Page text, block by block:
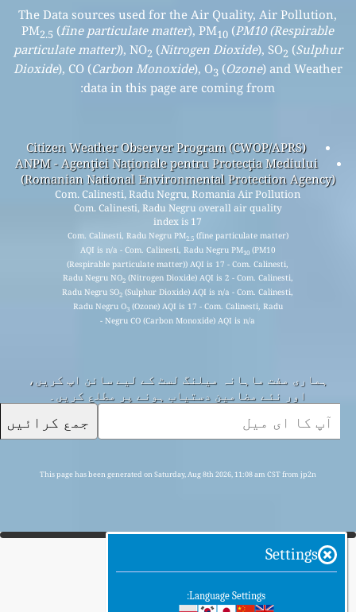
The Data sources used for the Air Quality, Air Pollution,
PM2.5(fine particulate matter), PM10(PM10 (Respirable
particulate matter)), NO2 (Nitrogen Dioxide), SO2 (Sulphur
Dioxide), CO (Carbon Monoxide), O3 (Ozone ) and Weather
data in this page are coming from:
Citizen Weather Observer Program (CWOP/APRS)
ANPM - Agenţiei Naţionale pentru Protecţia Mediului
(Romanian National Environmental Protection Agency)
Com. Calinesti, Radu Negru, Romania Air Pollution
Com. Calinesti, Radu Negru overall air quality
index is 17
Com. Calinesti, Radu Negru PM2.5(fine particulate matter)
AQI is n/a - Com. Calinesti, Radu Negru PM10(PM10
(Respirable particulate matter)) AQI is 17 - Com. Calinesti,
Radu Negru NO 2(Nitrogen Dioxide) AQI is 2 - Com. Calinesti,
Radu Negru SO 2(Sulphur Dioxide) AQI is n/a - Com. Calinesti,
Radu Negru O 3(Ozone) AQI is 17 - Com. Calinesti, Radu
Negru CO (Carbon Monoxide) AQI is n/a -
ہماری مفت ماہانہ میلنگ لسٹ کے لیے سائن اپ کریں،
اور نئے مضامین دستیاب ہونے پر مطلع کریں۔
جمع کرائیں
This page has been generated on Saturday, Aug 8th 2026, 11:08 am CST from jp2n
Settings
Language Settings: